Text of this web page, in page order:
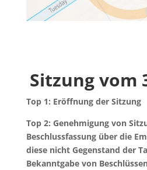
Sitzung vom
Top 1: Eröffnung der Sitzung
Top 2: Genehmigung von
Beschlussfassung über die
diese nicht Gegenstand der
Bekanntgabe von